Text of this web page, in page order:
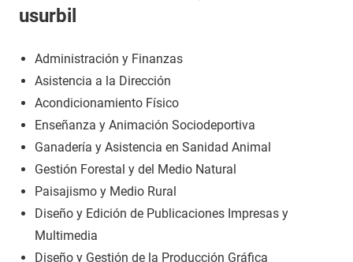
usurbil
Administración y Finanzas
Asistencia a la Dirección
Acondicionamiento Físico
Enseñanza y Animación Sociodeportiva
Ganadería y Asistencia en Sanidad Animal
Gestión Forestal y del Medio Natural
Paisajismo y Medio Rural
Diseño y Edición de Publicaciones Impresas y
Multimedia
Diseño y Gestión de la Producción Gráfica